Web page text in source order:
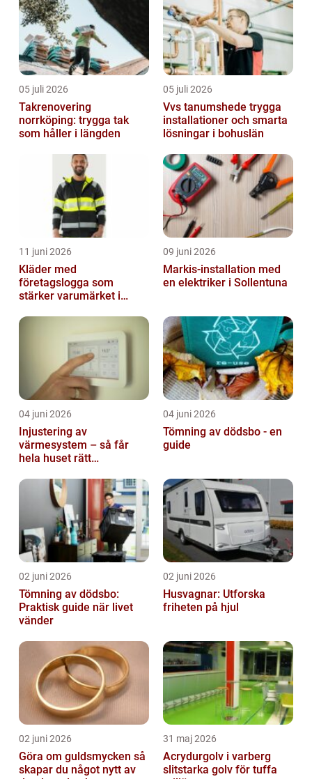
05 juli 2026
Takrenovering
norrköping: trygga tak
som håller i längden
05 juli 2026
Vvs tanumshede trygga
installationer och smarta
lösningar i bohuslän
11 juni 2026
Kläder med
företagslogga som
stärker varumärket i
09 juni 2026
Markis-installation med
en elektriker i Sollentuna
04 juni 2026
Injustering av
värmesystem – så får
hela huset rätt
04 juni 2026
Tömning av dödsbo - en
guide
02 juni 2026
Tömning av dödsbo:
Praktisk guide när livet
vänder
02 juni 2026
Husvagnar: Utforska
friheten på hjul
02 juni 2026
Göra om guldsmycken så
skapar du något nytt av
31 maj 2026
Acrydurgolv i varberg
slitstarka golv för tuffa